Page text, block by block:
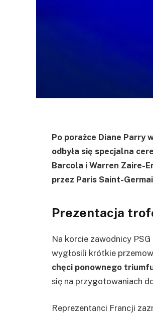
Po porażce Diane Parry
odbyła się specjalna
Barcola i Warren Zaire-
przez Paris Saint-
Prezentacja
Na korcie zawodnicy
wygłosili krótkie
chęci ponownego
się na przygotowaniach
Reprezentanci Francji